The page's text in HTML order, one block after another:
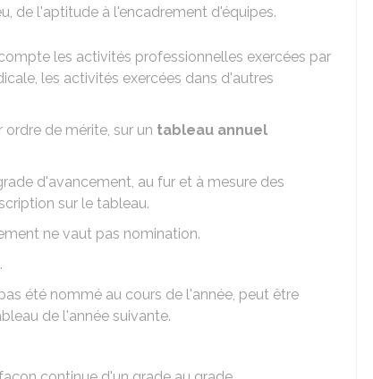
de l'aptitude à l'encadrement d'équipes.
les activités professionnelles exercées par
les activités exercées dans d'autres
de mérite, sur un tableau annuel
d'avancement, au fur et à mesure des
sur le tableau.
ne vaut pas nomination.
.
été nommé au cours de l'année, peut être
de l'année suivante.